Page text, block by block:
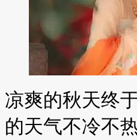
凉爽的秋天终
的天气不冷不